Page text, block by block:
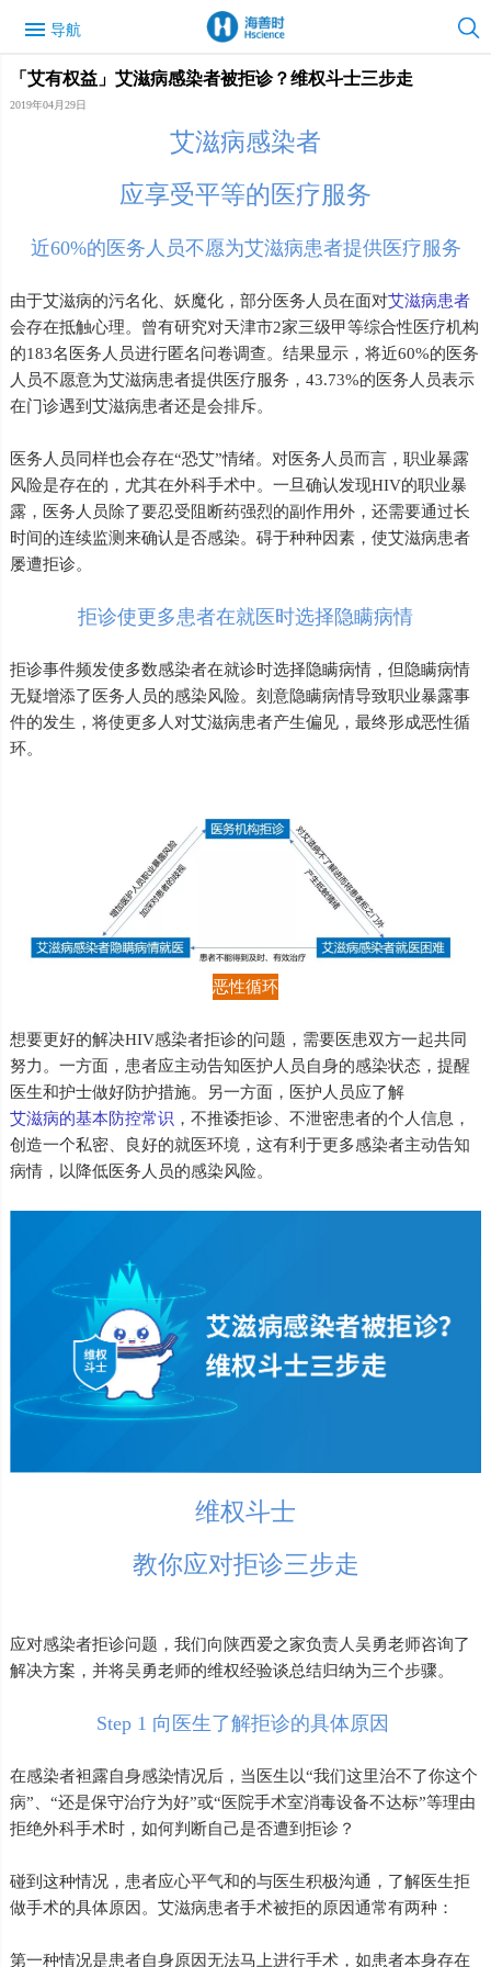
menu 导航
「艾有权益」艾滋病感染者被拒诊？维权斗士三步走
2019年04月29日
艾滋病感染者
应享受平等的医疗服务
近60%的医务人员不愿为艾滋病患者提供医疗服务
由于艾滋病的污名化、妖魔化，部分医务人员在面对艾滋病患者
会存在抵触心理。曾有研究对天津市2家三级甲等综合性医疗机构
的183名医务人员进行匿名问卷调查。结果显示，将近60%的医务
人员不愿意为艾滋病患者提供医疗服务，43.73%的医务人员表示
在门诊遇到艾滋病患者还是会排斥。
医务人员同样也会存在“恐艾”情绪。对医务人员而言，职业暴露
风险是存在的，尤其在外科手术中。一旦确认发现HIV的职业暴
露，医务人员除了要忍受阻断药强烈的副作用外，还需要通过长
时间的连续监测来确认是否感染。碍于种种因素，使艾滋病患者
屡遭拒诊。
拒诊使更多患者在就医时选择隐瞒病情
拒诊事件频发使多数感染者在就诊时选择隐瞒病情，但隐瞒病情
无疑增添了医务人员的感染风险。刻意隐瞒病情导致职业暴露事
件的发生，将使更多人对艾滋病患者产生偏见，最终形成恶性循
环。
恶性循环
想要更好的解决HIV感染者拒诊的问题，需要医患双方一起共同
努力。一方面，患者应主动告知医护人员自身的感染状态，提醒
医生和护士做好防护措施。另一方面，医护人员应了解
艾滋病的基本防控常识 ，不推诿拒诊、不泄密患者的个人信息，
创造一个私密、良好的就医环境，这有利于更多感染者主动告知
病情，以降低医务人员的感染风险。
维权斗士
教你应对拒诊三步走
应对感染者拒诊问题，我们向陕西爱之家负责人吴勇老师咨询了
解决方案，并将吴勇老师的维权经验谈总结归纳为三个步骤。
Step 1 向医生了解拒诊的具体原因
在感染者袒露自身感染情况后，当医生以“我们这里治不了你这个
病”、“还是保守治疗为好”或“医院手术室消毒设备不达标”等理由
拒绝外科手术时，如何判断自己是否遭到拒诊？
碰到这种情况，患者应心平气和的与医生积极沟通，了解医生拒
做手术的具体原因。艾滋病患者手术被拒的原因通常有两种：
第一种情况是患者自身原因无法马上进行手术，如患者本身存在